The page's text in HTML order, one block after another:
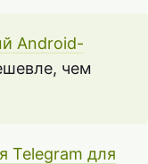
Android-
чем
Telegram для